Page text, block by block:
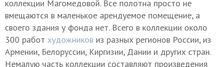
коллекции Магомедовой. Все полотна просто не
вмещаются в маленькое арендуемое помещение, а
своего здания у фонда нет. Всего в коллекции около
300 работ художников из разных регионов России, из
Армении, Белоруссии, Киргизии, Дании и других стран.
Немалую часть коллекции составляют произведения